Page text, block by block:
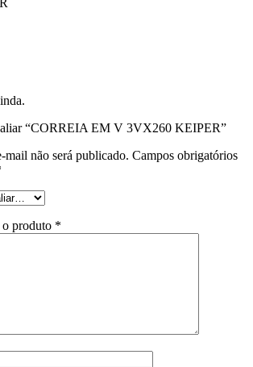
“CORREIA EM V 3VX260 KEIPER”
mail não será publicado. Campos obrigatórios
o produto *